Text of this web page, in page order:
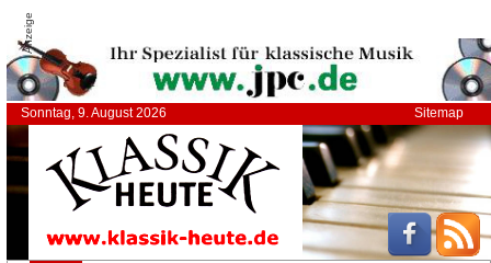
Anzeige
Sonntag, 9. August 2026 Sitemap